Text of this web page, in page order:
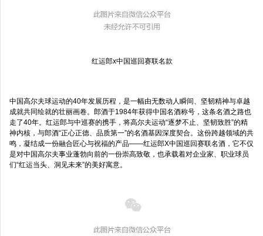
红运郎x中国巡回赛联名款
中国高尔夫球运动的40年发展历程，是一幅由无数动人瞬间、坚韧精神与卓越
成就共同绘就的壮丽画卷。郎酒于1984年获得中国名酒称号，这条名酒之路也
走了40年。红运郎与中巡赛的携手，将高尔夫运动“逐梦不止、坚韧致胜”的精
神内核，与郎酒“正心正德、品质第一”的名酒基因深度契合。这份跨越领域的共
鸣，凝结成一份融合匠心与祝福的产品——红运郎X中国巡回赛联名酒，它不仅
是对中国高尔夫事业蓬勃向前的一份崇高致敬，也承载着对企业家、职业球员
们“红运当头、洞见未来”的美好寓意。